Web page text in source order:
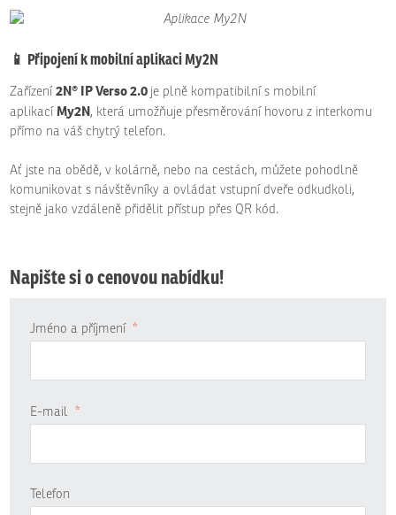
📱 Připojení k mobilní aplikaci My2N
Zařízení2N® IP Verso 2.0 je plně kompatibilní s mobilní
aplikacíMy2N, která umožňuje přesměrování hovoru z interkomu
přímo na váš chytrý telefon.
Ať jste na obědě, v kolárně, nebo na cestách, můžete pohodlně
komunikovat s návštěvníky a ovládat vstupní dveře odkudkoli,
stejně jako vzdáleně přidělit přístup přes QR kód.
Napište si o cenovou nabídku!
Jméno a příjmení *
E-mail *
Telefon